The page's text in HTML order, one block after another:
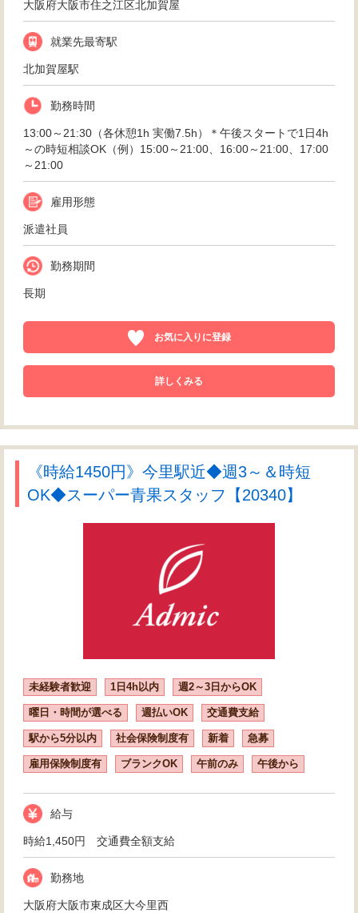
大阪府大阪市住之江区北加賀屋
就業先最寄駅
北加賀屋駅
勤務時間
13:00～21:30（各休憩1h 実働7.5h）＊午後スタートで1日4h
～の時短相談OK（例）15:00～21:00、16:00～21:00、17:00
～21:00
雇用形態
派遣社員
勤務期間
長期
お気に入りに登録
詳しくみる
《時給1450円》今里駅近◆週3～＆時短
OK◆スーパー青果スタッフ【20340】
未経験者歓迎 1日4h以内 週2～3日からOK
曜日・時間が選べる 週払いOK 交通費支給
駅から5分以内 社会保険制度有 新着 急募
雇用保険制度有 ブランクOK 午前のみ 午後から
給与
時給1,450円 交通費全額支給
勤務地
大阪府大阪市東成区大今里西